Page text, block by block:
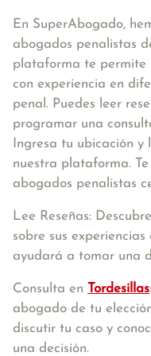
En SuperAbogado,
abogados penalistas
plataforma te permite
con experiencia en
penal. Puedes leer
programar una
Ingresa tu ubicación y
nuestra plataforma.
abogados penalistas
Lee Reseñas:
sobre sus
ayudará a tomar una
Consulta en Tordesillas
abogado de tu
discutir tu caso y
una decisión.